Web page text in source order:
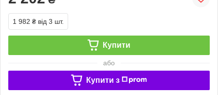
1 982 ₴ від 3 шт.
Купити
або
Купити з